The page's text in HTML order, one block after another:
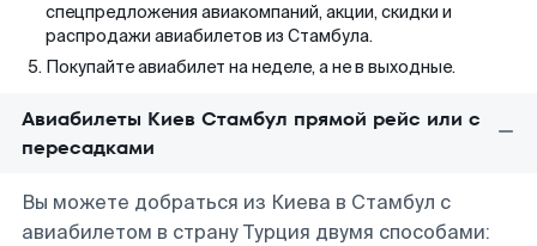
спецпредложения авиакомпаний, акции, скидки и
распродажи авиабилетов из Стамбула.
Покупайте авиабилет на неделе, а не в выходные.
Авиабилеты Киев Стамбул прямой рейс или с
пересадками
Вы можете добраться из Киева в Стамбул с
авиабилетом в страну Турция двумя способами: